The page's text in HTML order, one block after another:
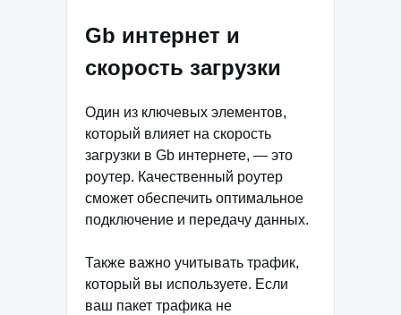
Gb интернет и
скорость загрузки
Один из ключевых элементов,
который влияет на скорость
загрузки в Gb интернете, — это
роутер. Качественный роутер
сможет обеспечить оптимальное
подключение и передачу данных.
Также важно учитывать трафик,
который вы используете. Если
ваш пакет трафика не